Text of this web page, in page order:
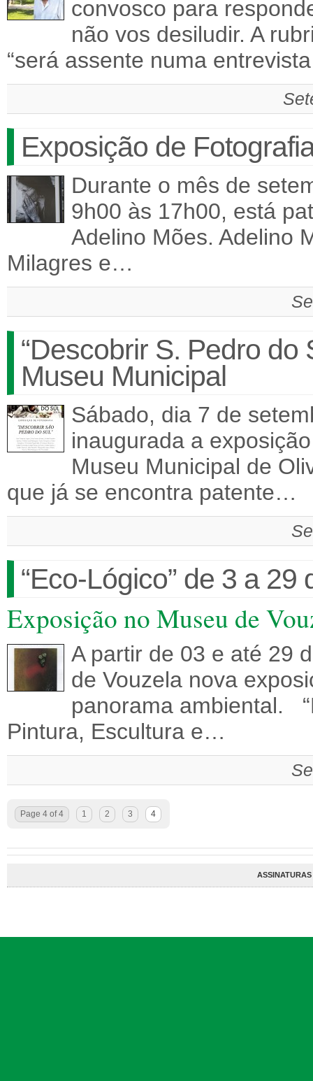
convosco para
não vos desiludir. A
“será assente numa
Exposição de
Durante o mês de
9h00 às 17h00, está
Adelino Mões. Adelino
Milagres e…
“Descobrir S. Pedro do
Museu Municipal
Sábado, dia 7 de
inaugurada a
Museu Municipal de
que já se encontra patente…
“Eco-Lógico” de 3 a 29
Exposição no Museu de
A partir de 03 e até 29
de Vouzela nova
panorama ambiental.
Pintura, Escultura e…
Page 4 of 4 1 2 3 4
ASSINATURAS